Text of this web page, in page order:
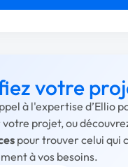
votre
à l'expertise d’Ellio
projet, ou
pour trouver celui qui
à vos besoins.